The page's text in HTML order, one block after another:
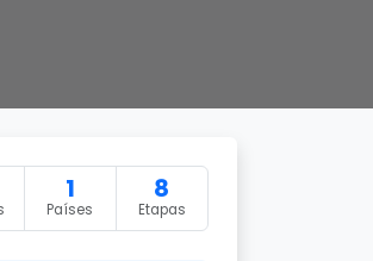
1
Países
8
Etapas